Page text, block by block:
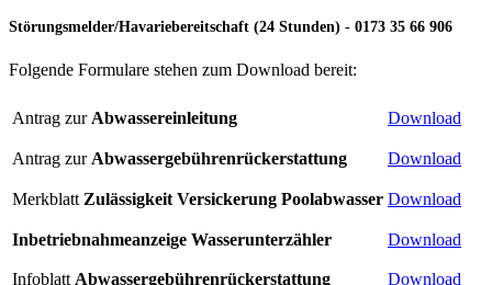
Störungsmelder/Havariebereitschaft (24 Stunden) - 0173 35 66 906
Folgende Formulare stehen zum Download bereit:
Antrag zurAbwassereinleitung Download
Antrag zurAbwassergebührenrückerstattung Download
Merkblatt Zulässigkeit Versickerung Poolabwasser Download
Inbetriebnahmeanzeige Wasserunterzähler Download
Infoblatt Abwassergebührenrückerstattung Download